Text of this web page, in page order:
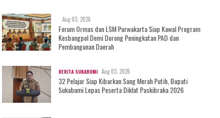
Aug 03, 2026
Forum Ormas dan LSM Purwakarta Siap Kawal Program
Kesbangpol Demi Dorong Peningkatan PAD dan
Pembangunan Daerah
BERITA SUKABUMI Aug 03, 2026
32 Pelajar Siap Kibarkan Sang Merah Putih, Bupati
Sukabumi Lepas Peserta Diklat Paskibraka 2026